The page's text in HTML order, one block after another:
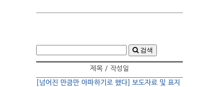
검색
제목 / 작성일
[넘어진 만큼만 아파하기로 했다] 보도자료 및 표지